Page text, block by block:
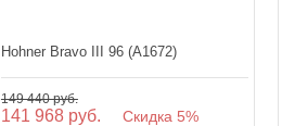
Hohner Bravo III 96 (A1672)
149 440 руб.
141 968 руб. Скидка 5%